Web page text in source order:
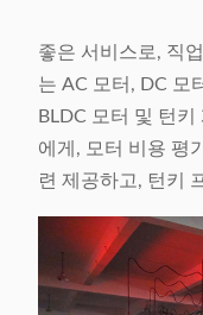
좋은 서비스로, 직
는 AC 모터, DC 모
BLDC 모터 및 턴
에게, 모터 비용 평
련 제공하고, 턴키